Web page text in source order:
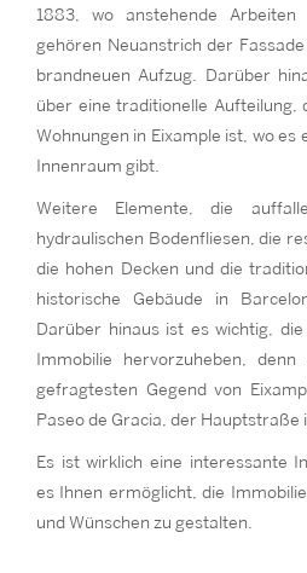
1883, wo anstehende
gehören Neuanstrich der
brandneuen Aufzug. Darüber
über eine traditionelle
Wohnungen in Eixample ist, wo es
Innenraum gibt.
Weitere Elemente, die
hydraulischen Bodenfliesen, die
die hohen Decken und die
historische Gebäude in
Darüber hinaus ist es wichtig,
Immobilie hervorzuheben,
gefragtesten Gegend von
Paseo de Gracia, der Hauptstraße
Es ist wirklich eine interessante
es Ihnen ermöglicht, die
und Wünschen zu gestalten.